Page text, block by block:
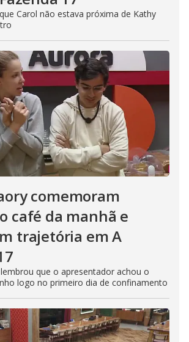
Carol não estava próxima de Kathy
comemoram
café da manhã e
trajetória em A
que o apresentador achou o
logo no primeiro dia de confinamento